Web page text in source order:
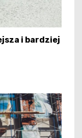
i bardziej